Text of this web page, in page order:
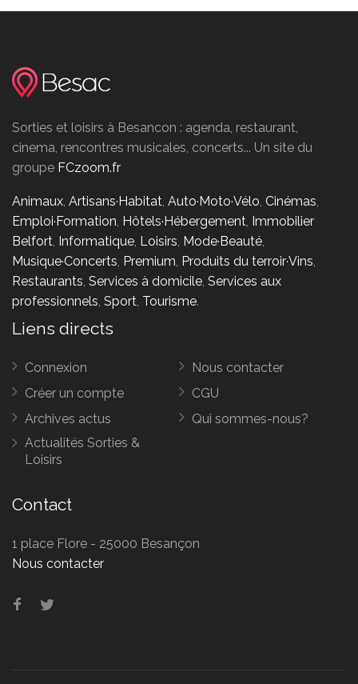
Sorties et loisirs à Besancon : agenda, restaurant,
cinema, rencontres musicales, concerts... Un site du
groupe FCzoom.fr
Animaux, Artisans·Habitat, Auto·Moto·Vélo, Cinémas,
Emploi·Formation, Hôtels·Hébergement, Immobilier
Belfort, Informatique, Loisirs, Mode·Beauté,
Musique·Concerts, Premium, Produits du terroir·Vins,
Restaurants, Services à domicile, Services aux
professionnels, Sport, Tourisme.
Liens directs
Connexion
Créer un compte
Archives actus
Actualités Sorties &
Loisirs
Nous contacter
CGU
Qui sommes-nous?
Contact
1 place Flore - 25000 Besançon
Nous contacter